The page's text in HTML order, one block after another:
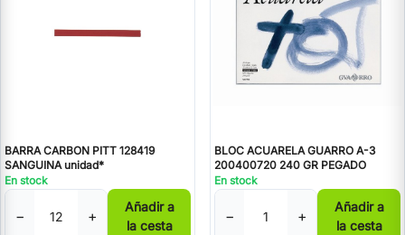
BARRA CARBON PITT 128419
SANGUINA unidad*
En stock
− +
Añadir a
la cesta
BLOC ACUARELA GUARRO A-3
200400720 240 GR PEGADO
En stock
− +
Añadir a
la cesta